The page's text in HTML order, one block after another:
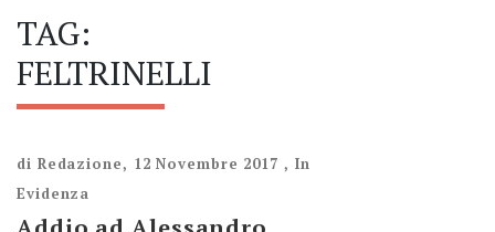
TAG:
FELTRINELLI
di Redazione, 12 Novembre 2017 , In
Evidenza